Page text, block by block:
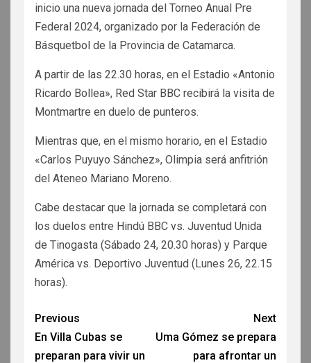
inicio una nueva jornada del Torneo Anual Pre
Federal 2024, organizado por la Federación de
Básquetbol de la Provincia de Catamarca.
A partir de las 22.30 horas, en el Estadio «Antonio
Ricardo Bollea», Red Star BBC recibirá la visita de
Montmartre en duelo de punteros.
Mientras que, en el mismo horario, en el Estadio
«Carlos Puyuyo Sánchez», Olimpia será anfitrión
del Ateneo Mariano Moreno.
Cabe destacar que la jornada se completará con
los duelos entre Hindú BBC vs. Juventud Unida
de Tinogasta (Sábado 24, 20.30 horas) y Parque
América vs. Deportivo Juventud (Lunes 26, 22.15
horas).
Previous
En Villa Cubas se
preparan para vivir un
Next
Uma Gómez se prepara
para afrontar un